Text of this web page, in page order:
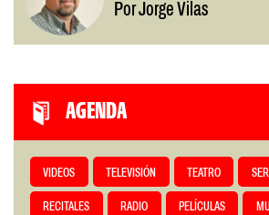
Por Jorge Vilas
AGENDA
VIDEOS TELEVISIÓN TEATRO
RECITALES RADIO PELÍCULAS